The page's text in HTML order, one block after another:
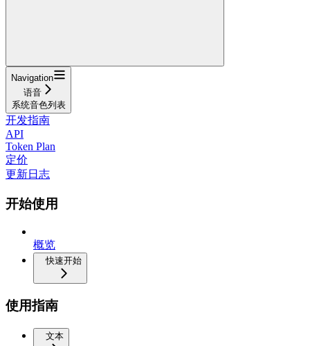
Navigation
语音
系统音色列表
开发指南
API
Token Plan
定价
更新日志
开始使用
概览
快速开始
使用指南
文本